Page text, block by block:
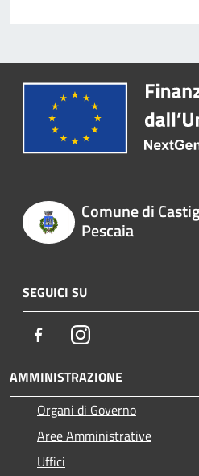
Comune di
Pescaia
SEGUICI SU
FacebookInstagram
AMMINISTRAZIONE
Organi di Governo
Aree Amministrative
Uffici